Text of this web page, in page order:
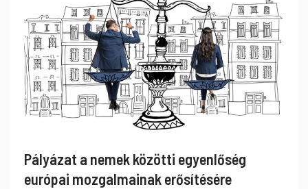
Pályázat a nemek közötti egyenlőség
európai mozgalmainak erősítésére